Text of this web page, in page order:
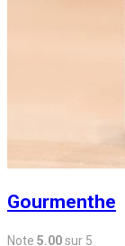
Gourmenthe
Note 5.00sur 5